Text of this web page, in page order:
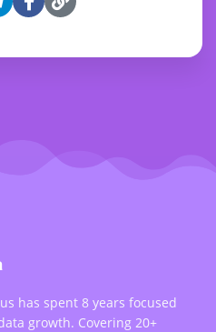
has spent 8 years focused
growth. Covering 20+